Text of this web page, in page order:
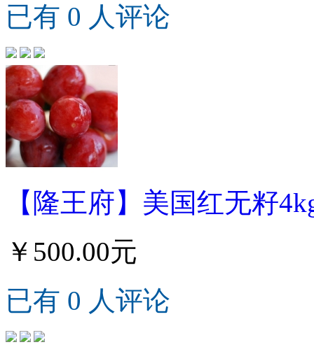
已有 0 人评论
【隆王府】美国红无籽
￥500.00元
已有 0 人评论